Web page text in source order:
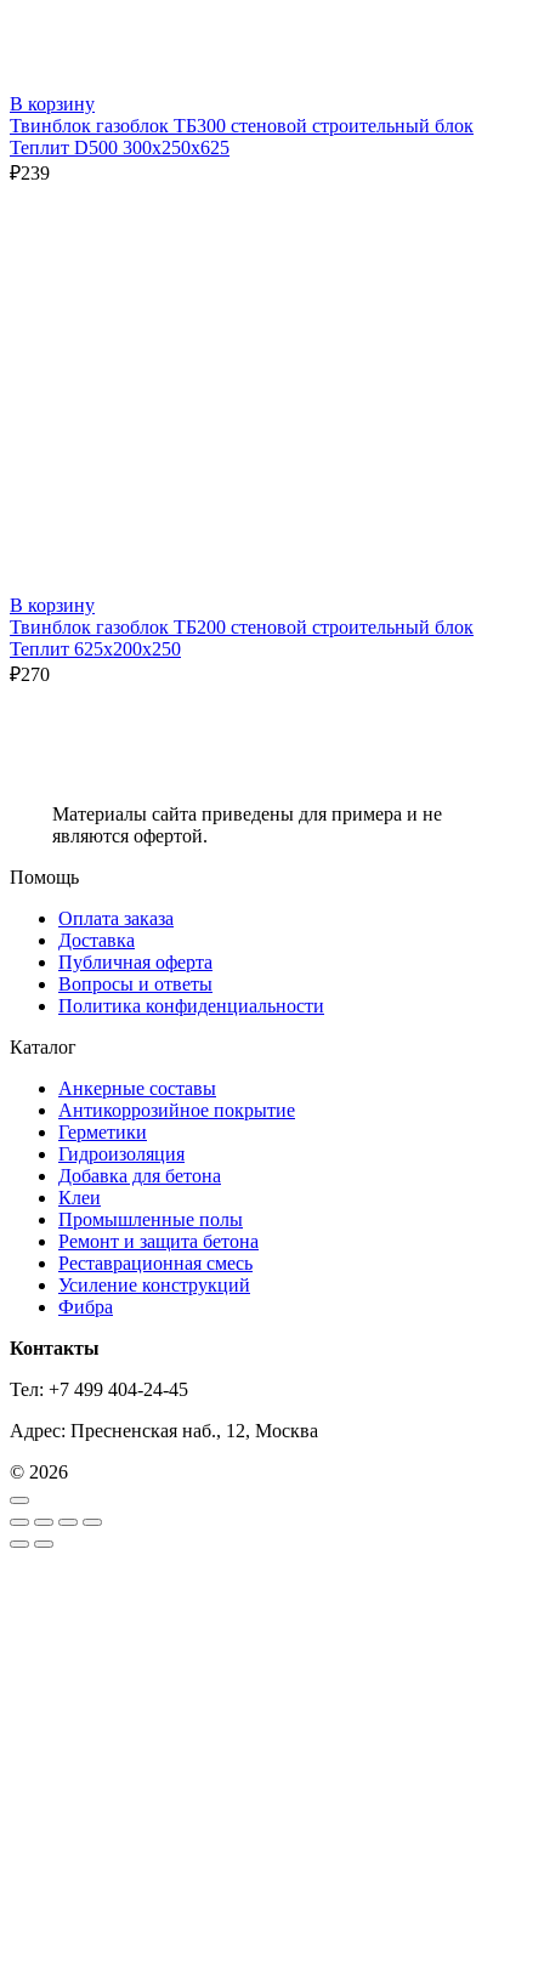
В корзину
Твинблок газоблок ТБ300 стеновой строительный блок
Теплит D500 300х250х625
₽239
В корзину
Твинблок газоблок ТБ200 стеновой строительный блок
Теплит 625х200х250
₽270
Материалы сайта приведены для примера и не
являются офертой.
Помощь
Оплата заказа
Доставка
Публичная оферта
Вопросы и ответы
Политика конфиденциальности
Каталог
Анкерные составы
Антикоррозийное покрытие
Герметики
Гидроизоляция
Добавка для бетона
Клеи
Промышленные полы
Ремонт и защита бетона
Реставрационная смесь
Усиление конструкций
Фибра
Контакты
Тел: +7 499 404-24-45
Адрес: Пресненская наб., 12, Москва
© 2026